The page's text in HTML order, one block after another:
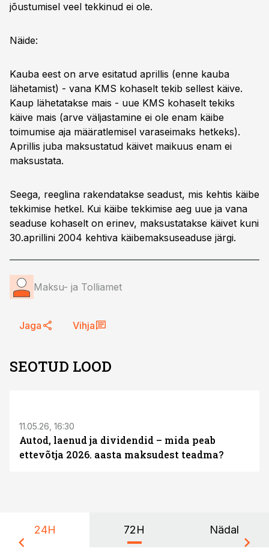
jõustumisel veel tekkinud ei ole.
Näide:
Kauba eest on arve esitatud aprillis (enne kauba
lähetamist) - vana KMS kohaselt tekib sellest käive.
Kaup lähetatakse mais - uue KMS kohaselt tekiks
käive mais (arve väljastamine ei ole enam käibe
toimumise aja määratlemisel varaseimaks hetkeks).
Aprillis juba maksustatud käivet maikuus enam ei
maksustata.
Seega, reeglina rakendatakse seadust, mis kehtis käibe
tekkimise hetkel. Kui käibe tekkimise aeg uue ja vana
seaduse kohaselt on erinev, maksustatakse käivet kuni
30.aprillini 2004 kehtiva käibemaksuseaduse järgi.
Maksu- ja Tolliamet
Jaga Vihja
SEOTUD LOOD
11.05.26, 16:30
Autod, laenud ja dividendid – mida peab
ettevõtja 2026. aasta maksudest teadma?
24H 72H Nädal